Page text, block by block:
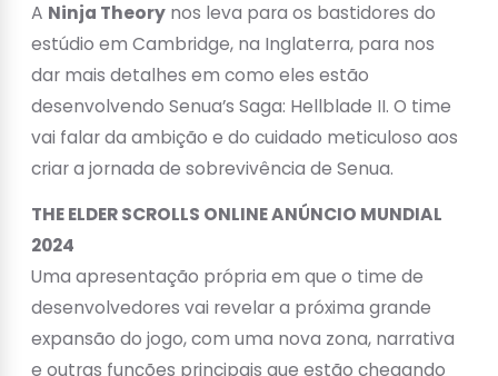
A Ninja Theory nos leva para os bastidores do
estúdio em Cambridge, na Inglaterra, para nos
dar mais detalhes em como eles estão
desenvolvendo Senua’s Saga: Hellblade II. O time
vai falar da ambição e do cuidado meticuloso aos
criar a jornada de sobrevivência de Senua.
THE ELDER SCROLLS ONLINE ANÚNCIO MUNDIAL
2024
Uma apresentação própria em que o time de
desenvolvedores vai revelar a próxima grande
expansão do jogo, com uma nova zona, narrativa
e outras funções principais que estão chegando